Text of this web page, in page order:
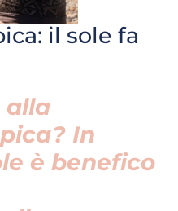
il sole fa
alla
In
è benefico